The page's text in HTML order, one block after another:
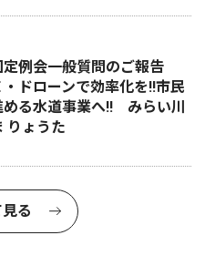
定例会一般質問のご報告
ドローンで効率化を!!市民
る水道事業へ!! みらい川
ょうた
る